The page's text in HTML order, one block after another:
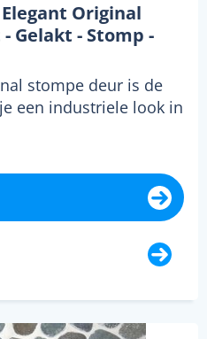
Original
Gelakt - Stomp -
stompe deur is de
een industriele look in